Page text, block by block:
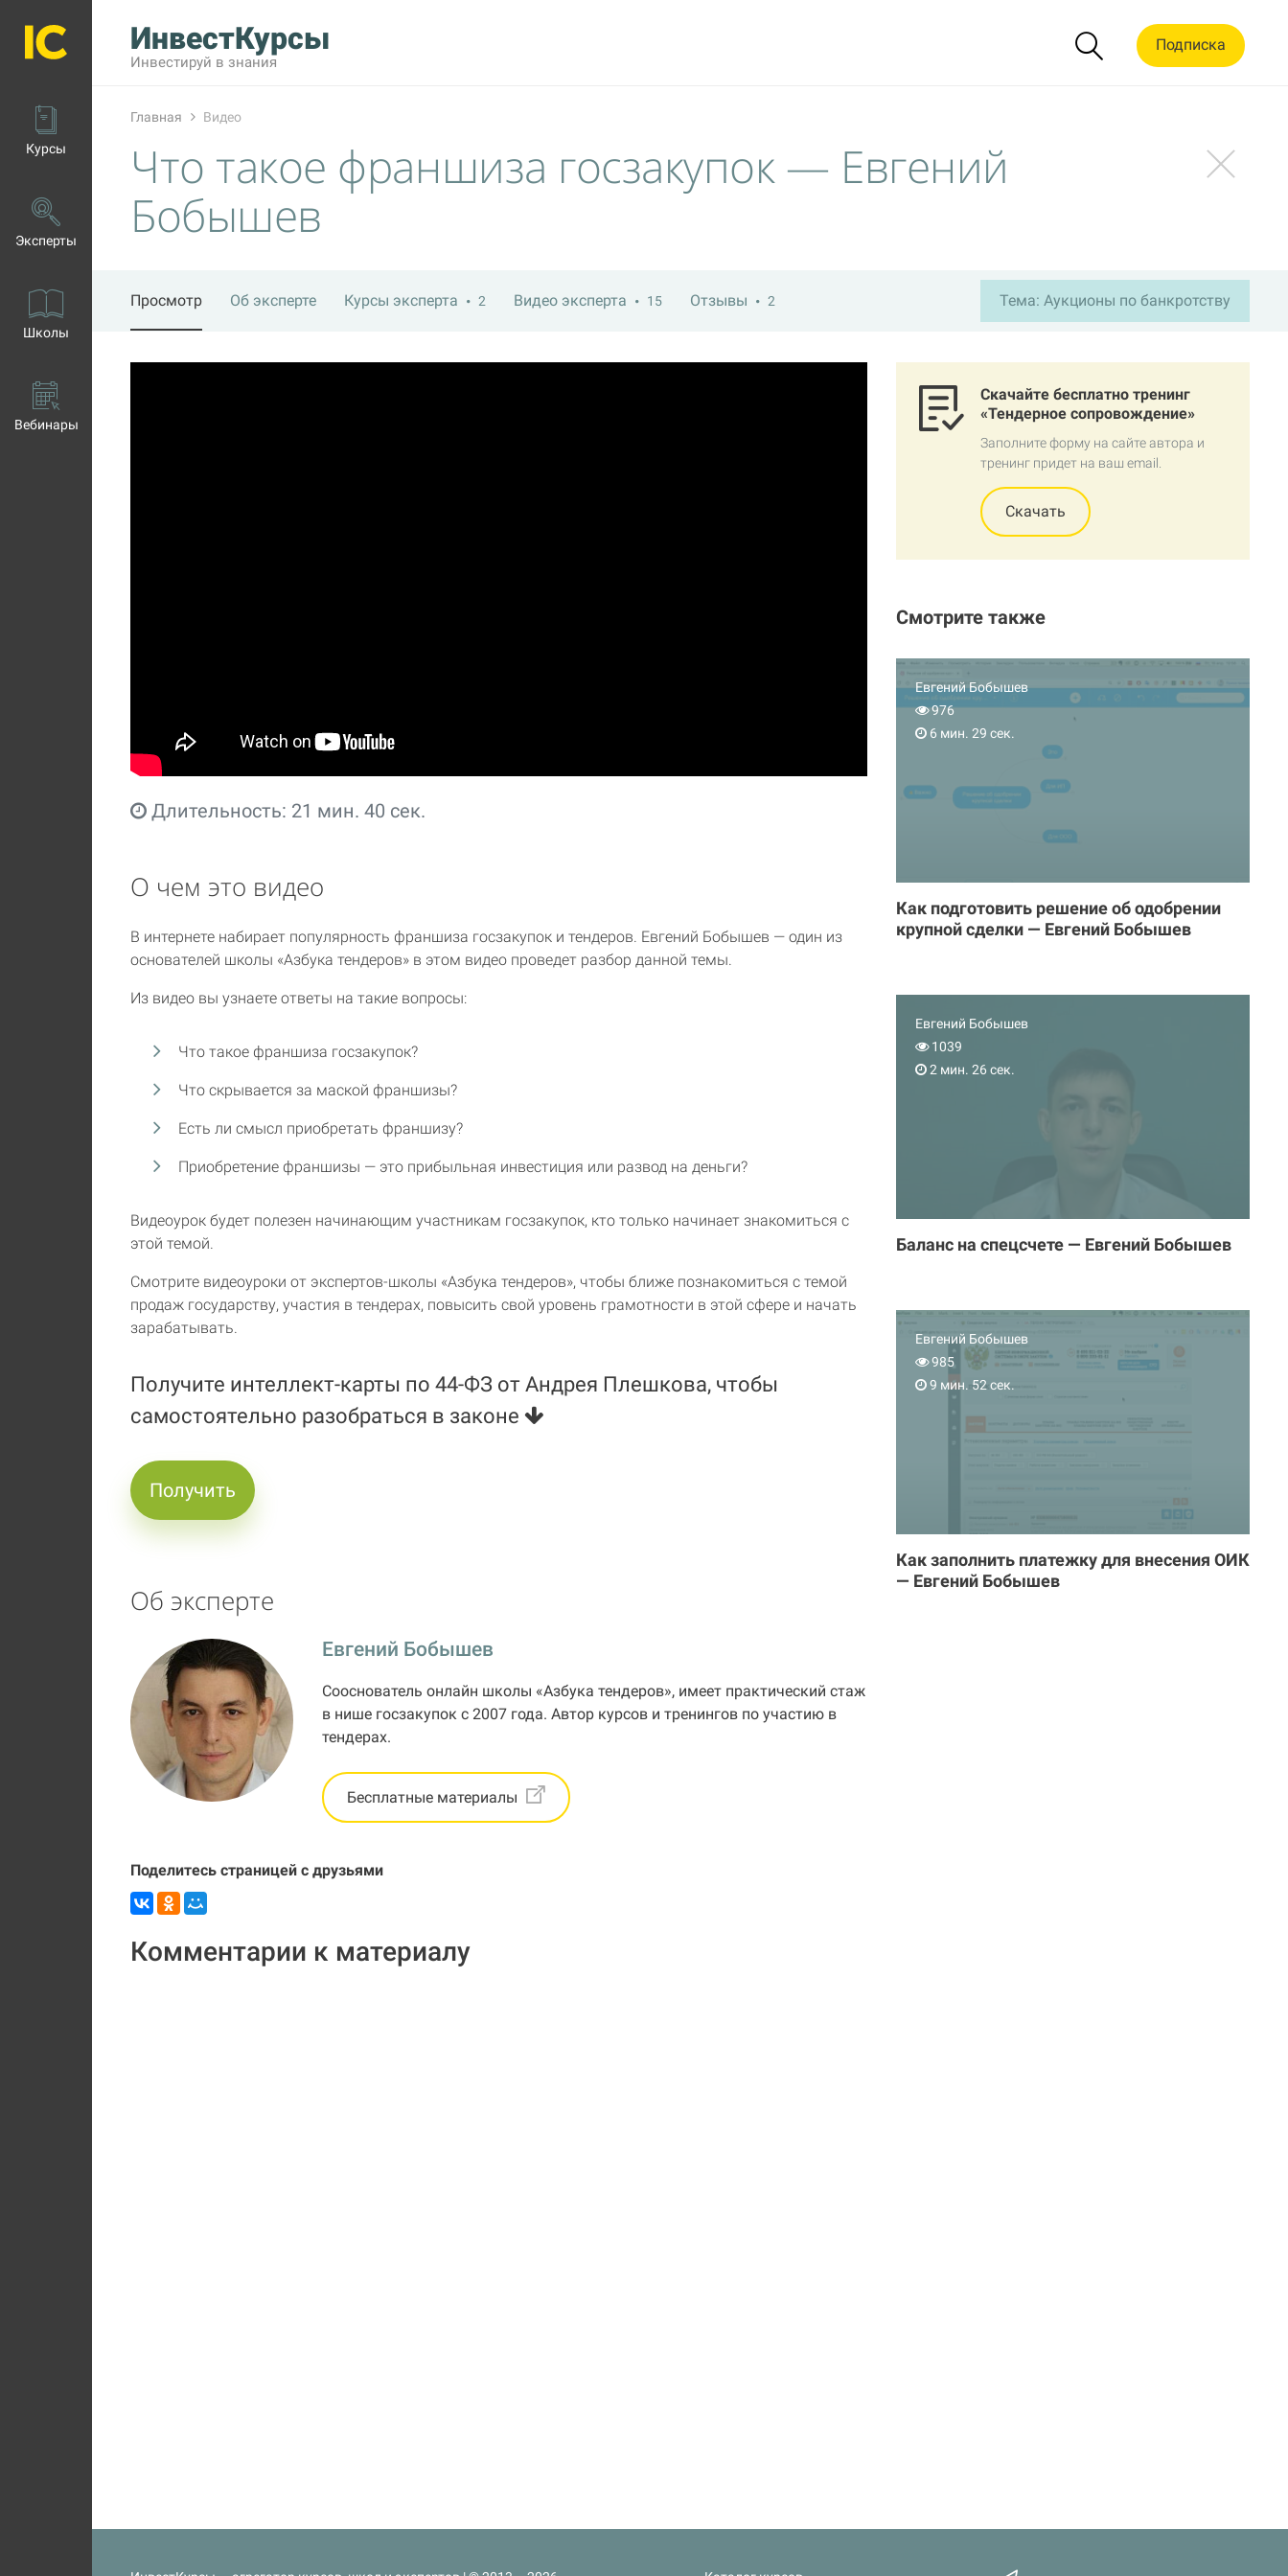
Курсы
Эксперты
Школы
Вебинары
ИнвестКурсы
Инвестируй в знания
Подписка
Главная Видео
Что такое франшиза госзакупок — Евгений
Бобышев
Просмотр Об эксперте Курсы эксперта 2 Видео эксперта 15 Отзывы 2 Тема: Аукционы по банкротству
Длительность: 21 мин. 40 сек.
О чем это видео
В интернете набирает популярность франшиза госзакупок и тендеров. Евгений Бобышев — один из
основателей школы «Азбука тендеров» в этом видео проведет разбор данной темы.
Из видео вы узнаете ответы на такие вопросы:
Что такое франшиза госзакупок?
Что скрывается за маской франшизы?
Есть ли смысл приобретать франшизу?
Приобретение франшизы — это прибыльная инвестиция или развод на деньги?
Видеоурок будет полезен начинающим участникам госзакупок, кто только начинает знакомиться с
этой темой.
Смотрите видеоуроки от экспертов-школы «Азбука тендеров», чтобы ближе познакомиться с темой
продаж государству, участия в тендерах, повысить свой уровень грамотности в этой сфере и начать
зарабатывать.
Получите интеллект-карты по 44-ФЗ от Андрея Плешкова, чтобы
самостоятельно разобраться в законе
Получить
Об эксперте
Евгений Бобышев
Сооснователь онлайн школы «Азбука тендеров», имеет практический стаж
в нише госзакупок с 2007 года. Автор курсов и тренингов по участию в
тендерах.
Бесплатные материалы
Поделитесь страницей с друзьями
Комментарии к материалу
Скачайте бесплатно тренинг
«Тендерное сопровождение»
Заполните форму на сайте автора и
тренинг придет на ваш email.
Скачать
Смотрите также
Евгений Бобышев
976
6 мин. 29 сек.
Как подготовить решение об одобрении
крупной сделки — Евгений Бобышев
Евгений Бобышев
1039
2 мин. 26 сек.
Баланс на спецсчете — Евгений Бобышев
Евгений Бобышев
985
9 мин. 52 сек.
Как заполнить платежку для внесения ОИК
— Евгений Бобышев